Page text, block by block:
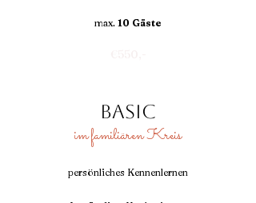
max. 10 Gäste
Basic
im familiären Kreis
persönliches Kennenlernen